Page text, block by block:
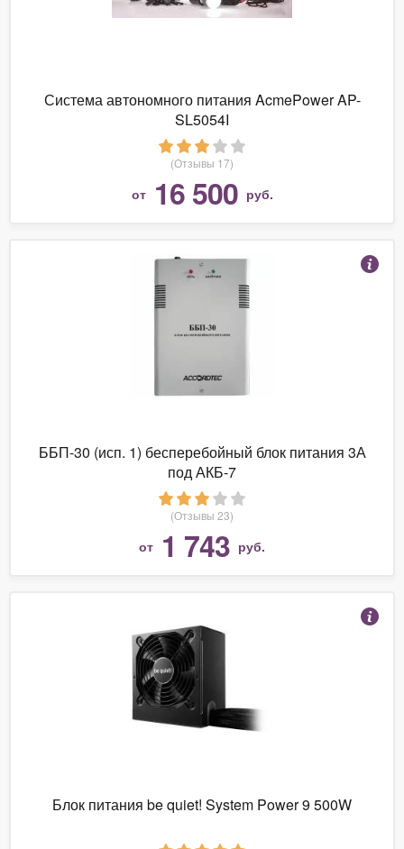
Система автономного питания AcmePower AP-
SL5054I
(Отзывы 17)
от 16 500 руб.
ББП-30 (исп. 1) бесперебойный блок питания 3А
под АКБ-7
(Отзывы 23)
от 1 743 руб.
Блок питания be quiet! System Power 9 500W